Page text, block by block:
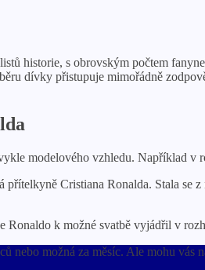
historie, s obrovským počtem
dívky přistupuje mimořádně
modelového vzhledu. Například v
přítelkyně Cristiana Ronalda. Stala
Ronaldo k možné svatbě vyjádřil v
nebo možná za měsíc. Ale mohu vás